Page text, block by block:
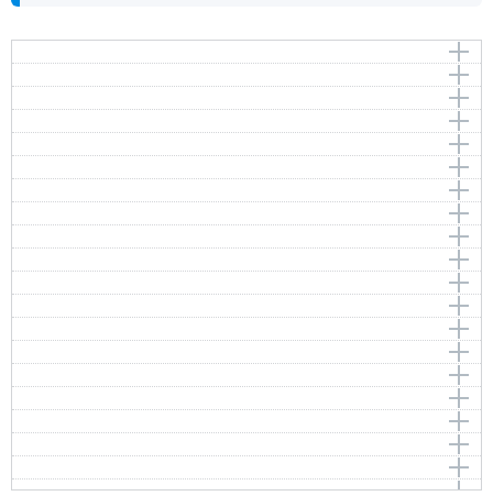
G線上のアリア
Pavane Op.50
作曲者：バッハ，ヨハン・ゼバスティアン
Bach，Johann Sebastian
主よ、人の望みの喜びよ
Flute Solo from “Scaramouche”, Op.71
作曲者：バッハ，ヨハン・ゼバスティアン
Bach，Johann Sebastian
希望に寄せて Op.32
An die Hoffnung Op.32
作曲者：ベートーヴェン，ルートヴィヒ・ヴァン
Beethoven，Ludwig van
作詞者：ティートゲ
Tiedge
チャルダッシュ
Czardas
作曲者：モンティ，ヴィットーリオ
Monti，Vittorio
ヴォカリーズ Op.34-14
Vocalise, Op.34-14
作曲者：ラフマニノフ，セルゲイ
Rachmaninov，Sergei
アンダンテ･カンタービレ
Andante cantabile (String Quartet No.1, Op.11: II
movement)
作曲者：チャイコフスキー，ピョートル
Tchaikovsky，Peter
象（《動物の謝肉祭》より）
L'Eléphant (from “Le carnaval des animaux”)
作曲者：サン＝サーンス，カミーユ
Saint-Saëns，Camille
カロ・ミオ・ベン
Caro mio ben
作曲者：ジョルダーニ，ジュゼッペ
Giordani，Giuseppe
ため息
Soupir
作曲者：ドビュッシー，クロード
Debussy，Claude
作詞者：マラルメ，ステファーヌ
Mallarme，Stephane
小品
Petite pièce
作曲者：ドビュッシー，クロード
Debussy，Claude
ラルゴ
Largo
作曲者：ヘンデル，ゲオルク・フリードリヒ
Händel，Georg Friedrich
ジーグ
Gigue
作曲者：ヘンデル，ゲオルク・フリードリヒ
Händel，Georg Friedrich
ヴォカリーズ･エチュード
Vocalise-étude
作曲者：エマヌエル，モーリス
Emmanuel，Maurice
ハバネラの形式によるヴォカリーズ･エチュード
Vocalise-étude en forme de Habanera
作曲者：ラヴェル，モーリス
Ravel，Maurice
早春賦
Soshunfu
作曲者：中田 章
Nakada，Akira
春の小川
Haru no ogawa
作曲者：岡野貞一
Okano，Teiichi
七夕さま
Tanabata-sama
作曲者：下総皖一
うみ（うみはひろいな）
Umi赤とんぼ